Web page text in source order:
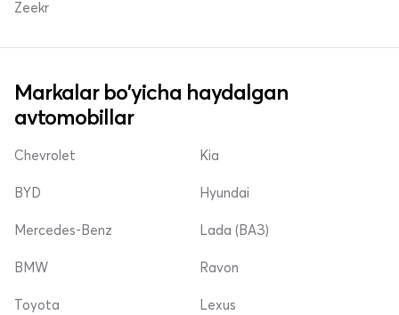
Zeekr
Markalar bo'yicha haydalgan
avtomobillar
Chevrolet
BYD
Mercedes-Benz
Kia
Hyundai
Lada (ВАЗ)
BMW
Toyota
Ravon
Lexus